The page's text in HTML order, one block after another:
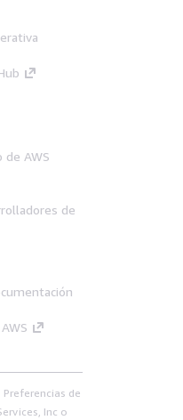
AWS
de
Preferencias de
Inc o